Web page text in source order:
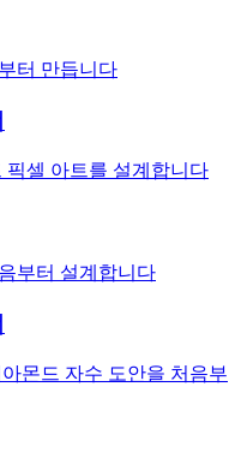
터 만듭니다
픽셀 아트를 설계합니다
부터 설계합니다
몬드 자수 도안을 처음부